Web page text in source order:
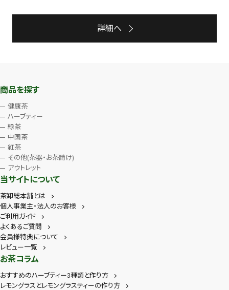
詳細へ
商品を探す
健康茶
ハーブティー
緑茶
中国茶
紅茶
その他(茶器・お茶請け)
アウトレット
当サイトについて
茶卸総本舗とは
個人事業主・法人のお客様
ご利用ガイド
よくあるご質問
会員様特典について
レビュー一覧
お茶コラム
おすすめのハーブティー3種類と作り方
レモングラスとレモングラスティーの作り方